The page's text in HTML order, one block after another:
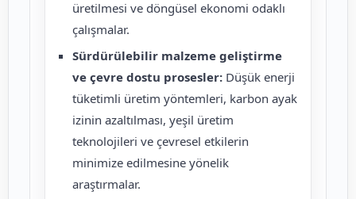
üretilmesi ve döngüsel ekonomi odaklı
çalışmalar.
Sürdürülebilir malzeme geliştirme
ve çevre dostu prosesler: Düşük enerji
tüketimli üretim yöntemleri, karbon ayak
izinin azaltılması, yeşil üretim
teknolojileri ve çevresel etkilerin
minimize edilmesine yönelik
araştırmalar.